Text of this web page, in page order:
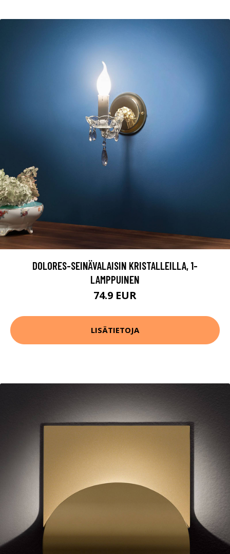
DOLORES-SEINÄVALAISIN KRISTALLEILLA, 1-
LAMPPUINEN
74.9 EUR
LISÄTIETOJA